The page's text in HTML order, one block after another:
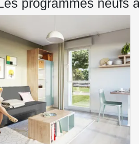
programmes neufs